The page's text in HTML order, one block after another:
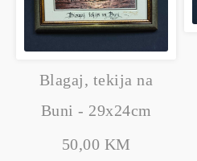
Blagaj, tekija na
Buni - 29x24cm
50,00 KM